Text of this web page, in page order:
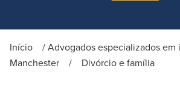
Início /Advogados especializados em
Manchester
/ Divórcio e família